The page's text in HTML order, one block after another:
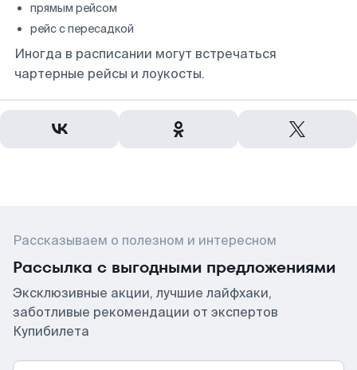
прямым рейсом
рейс с пересадкой
Иногда в расписании могут встречаться
чартерные рейсы и лоукосты.
Рассказываем о полезном и интересном
Рассылка с выгодными предложениями
Эксклюзивные акции, лучшие лайфхаки,
заботливые рекомендации от экспертов
Купибилета